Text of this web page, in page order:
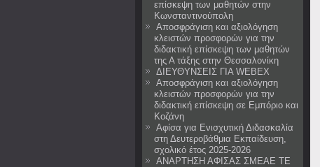
επίσκεψη των μαθητών στην
Κωνσταντινούπολη
Αποσφράγιση και αξιολόγηση
κλειστών προσφορών για την
διδακτική επίσκεψη των μαθητών
της Α τάξης στην Θεσσαλονίκη
ΔΙΕΥΘΥΝΣΕΙΣ ΓΙΑ WEBEX
Αποσφράγιση και αξιολόγηση
κλειστών προσφορών για την
διδακτική επίσκεψη σε Εμπόριο και
Κοζάνη
Αφίσα για Ενισχυτική Διδασκαλία
στη Δευτεροβάθμια Εκπαίδευση,
σχολικό έτος 2025-2026
ΑΝΑΡΤΗΣΗ ΑΦΙΣΑΣ ΣΜΕΑΕ ΤΕ